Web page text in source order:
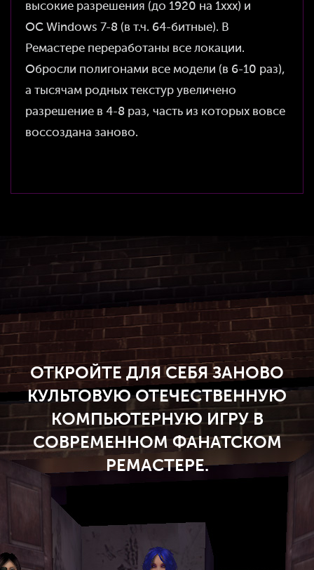
высокие разрешения (до 1920 на 1xxx) и
ОС Windows 7-8 (в т.ч. 64-битные). В
Ремастере переработаны все локации.
Обросли полигонами все модели (в 6-10 раз),
а тысячам родных текстур увеличено
разрешение в 4-8 раз, часть из которых вовсе
воссоздана заново.
ОТКРОЙТЕ ДЛЯ СЕБЯ ЗАНОВО
КУЛЬТОВУЮ ОТЕЧЕСТВЕННУЮ
КОМПЬЮТЕРНУЮ ИГРУ В
СОВРЕМЕННОМ ФАНАТСКОМ
РЕМАСТЕРЕ.